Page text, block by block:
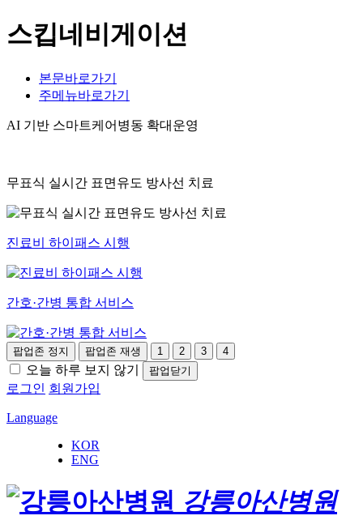
스킵네비게이션
본문바로가기
주메뉴바로가기
AI 기반 스마트케어병동 확대운영
무표식 실시간 표면유도 방사선 치료
진료비 하이패스 시행
간호·간병 통합 서비스
팝업존 정지 팝업존 재생 1 2 3 4
오늘 하루 보지 않기 팝업닫기
로그인 회원가입
Language
KOR
ENG
강릉아산병원